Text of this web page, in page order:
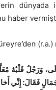
dünyada
haber
وَرَجُلٌ قَلْبُهُ
فَقَالَ: إِنِّي